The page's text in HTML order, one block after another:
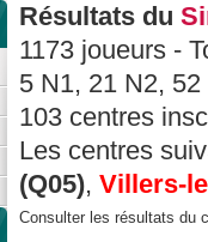
Résultats du
1173 joueurs -
5 N1, 21 N2,
103 centres
Les centres
(Q05), Villers-
Consulter les résultats du